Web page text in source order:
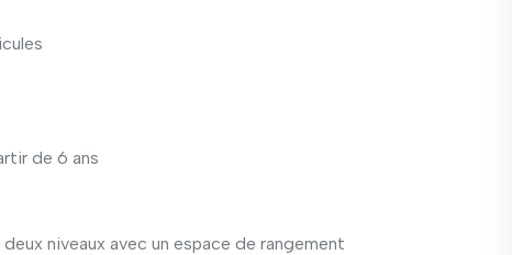
de 6 ans
niveaux avec un espace de rangement